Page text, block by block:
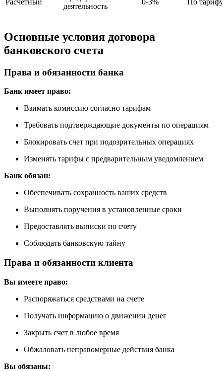
деятельность
Основные условия договора
банковского счета
Права и обязанности банка
Банк имеет право:
Взимать комиссию согласно тарифам
Требовать подтверждающие документы по операциям
Блокировать счет при подозрительных операциях
Изменять тарифы с предварительным уведомлением
Банк обязан:
Обеспечивать сохранность ваших средств
Выполнять поручения в установленные сроки
Предоставлять выписки по счету
Соблюдать банковскую тайну
Права и обязанности клиента
Вы имеете право:
Распоряжаться средствами на счете
Получать информацию о движении денег
Закрыть счет в любое время
Обжаловать неправомерные действия банка
Вы обязаны: